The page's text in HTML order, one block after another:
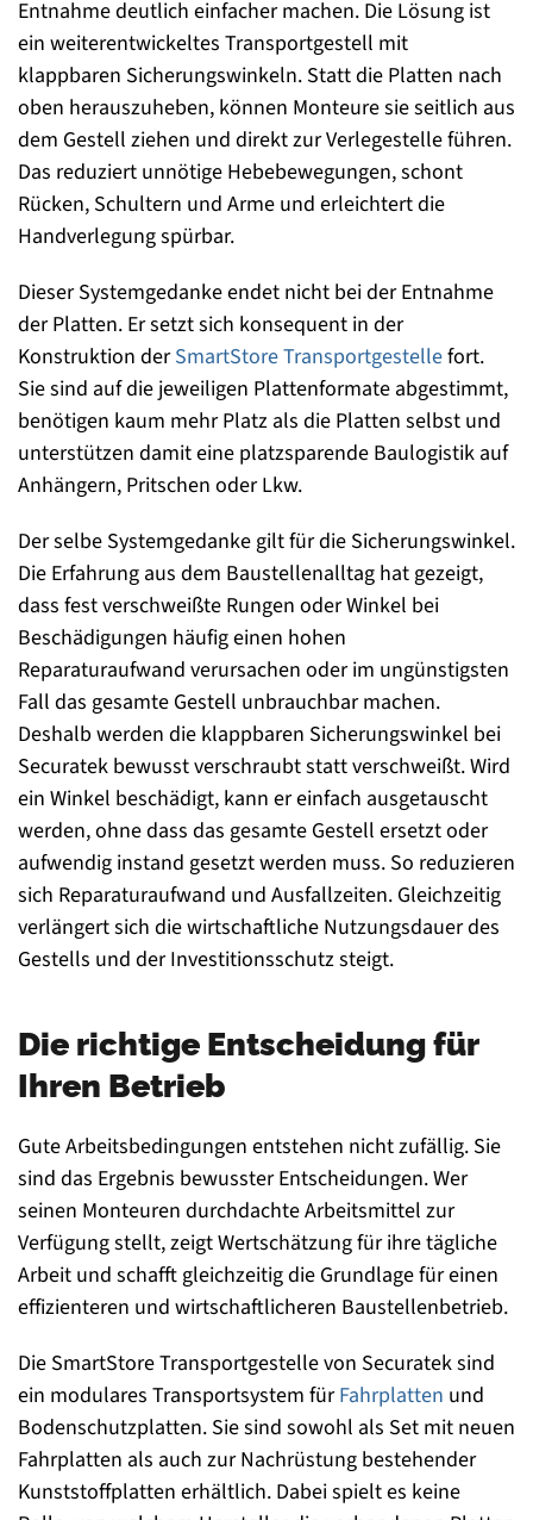
Entnahme deutlich einfacher machen. Die Lösung ist
ein weiterentwickeltes Transportgestell mit
klappbaren Sicherungswinkeln. Statt die Platten nach
oben herauszuheben, können Monteure sie seitlich aus
dem Gestell ziehen und direkt zur Verlegestelle führen.
Das reduziert unnötige Hebebewegungen, schont
Rücken, Schultern und Arme und erleichtert die
Handverlegung spürbar.
Dieser Systemgedanke endet nicht bei der Entnahme
der Platten. Er setzt sich konsequent in der
Konstruktion derSmartStore Transportgestellefort.
Sie sind auf die jeweiligen Plattenformate abgestimmt,
benötigen kaum mehr Platz als die Platten selbst und
unterstützen damit eine platzsparende Baulogistik auf
Anhängern, Pritschen oder Lkw.
Der selbe Systemgedanke gilt für die Sicherungswinkel.
Die Erfahrung aus dem Baustellenalltag hat gezeigt,
dass fest verschweißte Rungen oder Winkel bei
Beschädigungen häufig einen hohen
Reparaturaufwand verursachen oder im ungünstigsten
Fall das gesamte Gestell unbrauchbar machen.
Deshalb werden die klappbaren Sicherungswinkel bei
Securatek bewusst verschraubt statt verschweißt. Wird
ein Winkel beschädigt, kann er einfach ausgetauscht
werden, ohne dass das gesamte Gestell ersetzt oder
aufwendig instand gesetzt werden muss. So reduzieren
sich Reparaturaufwand und Ausfallzeiten. Gleichzeitig
verlängert sich die wirtschaftliche Nutzungsdauer des
Gestells und der Investitionsschutz steigt.
Die richtige Entscheidung für
Ihren Betrieb
Gute Arbeitsbedingungen entstehen nicht zufällig. Sie
sind das Ergebnis bewusster Entscheidungen. Wer
seinen Monteuren durchdachte Arbeitsmittel zur
Verfügung stellt, zeigt Wertschätzung für ihre tägliche
Arbeit und schafft gleichzeitig die Grundlage für einen
effizienteren und wirtschaftlicheren Baustellenbetrieb.
Die SmartStore Transportgestelle von Securatek sind
ein modulares Transportsystem fürFahrplatten und
Bodenschutzplatten. Sie sind sowohl als Set mit neuen
Fahrplatten als auch zur Nachrüstung bestehender
Kunststoffplatten erhältlich. Dabei spielt es keine